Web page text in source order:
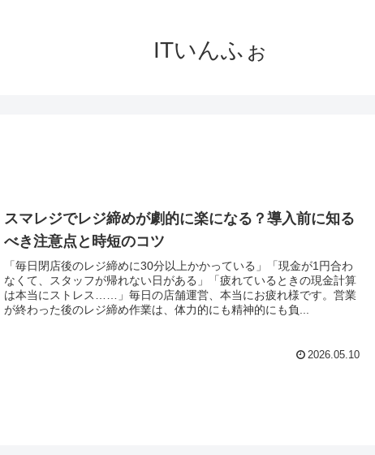
ITいんふぉ
スマレジでレジ締めが劇的に楽になる？導入前に知る
べき注意点と時短のコツ
「毎日閉店後のレジ締めに30分以上かかっている」「現金が1円合わ
なくて、スタッフが帰れない日がある」「疲れているときの現金計算
は本当にストレス……」毎日の店舗運営、本当にお疲れ様です。営業
が終わった後のレジ締め作業は、体力的にも精神的にも負...
2026.05.10